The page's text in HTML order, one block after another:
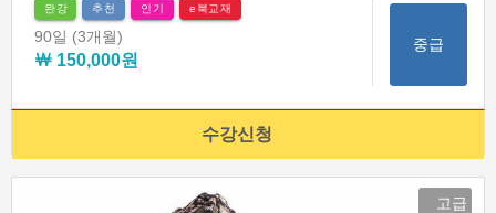
완강 추천 인기 e북교재
90일 (3개월)
￦ 150,000원
중급
수강신청
고급